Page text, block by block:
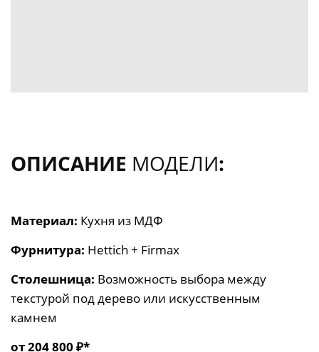
ОПИСАНИЕ МОДЕЛИ:
Материал: Кухня из МДФ
Фурнитура: Hettich + Firmax
Столешница: Возможность выбора между
текстурой под дерево или искусственным
камнем
от 204 800 ₽*